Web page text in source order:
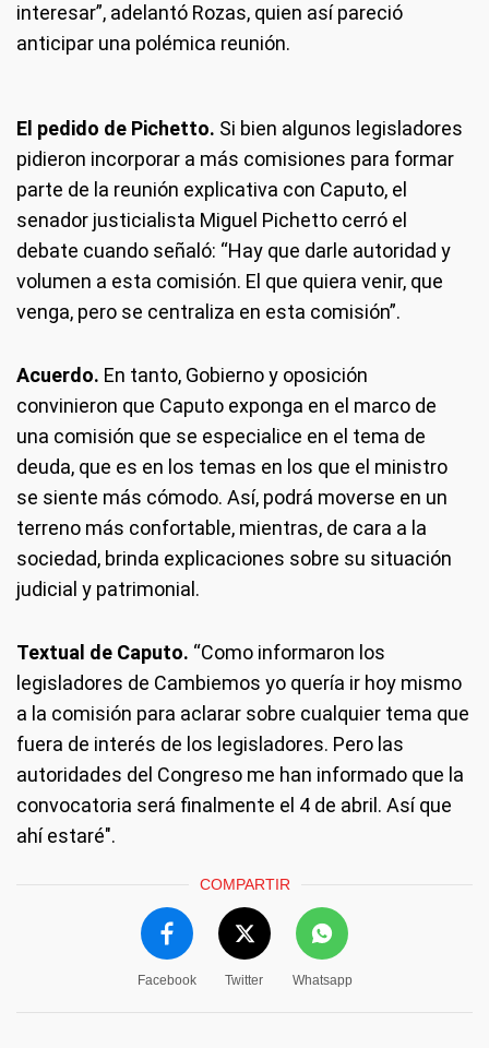
interesar”, adelantó Rozas, quien así pareció
anticipar una polémica reunión.
El pedido de Pichetto. Si bien algunos legisladores
pidieron incorporar a más comisiones para formar
parte de la reunión explicativa con Caputo, el
senador justicialista Miguel Pichetto cerró el
debate cuando señaló: “Hay que darle autoridad y
volumen a esta comisión. El que quiera venir, que
venga, pero se centraliza en esta comisión”.
Acuerdo. En tanto, Gobierno y oposición
convinieron que Caputo exponga en el marco de
una comisión que se especialice en el tema de
deuda, que es en los temas en los que el ministro
se siente más cómodo. Así, podrá moverse en un
terreno más confortable, mientras, de cara a la
sociedad, brinda explicaciones sobre su situación
judicial y patrimonial.
Textual de Caputo. “Como informaron los
legisladores de Cambiemos yo quería ir hoy mismo
a la comisión para aclarar sobre cualquier tema que
fuera de interés de los legisladores. Pero las
autoridades del Congreso me han informado que la
convocatoria será finalmente el 4 de abril. Así que
ahí estaré".
COMPARTIR
Facebook Twitter Whatsapp